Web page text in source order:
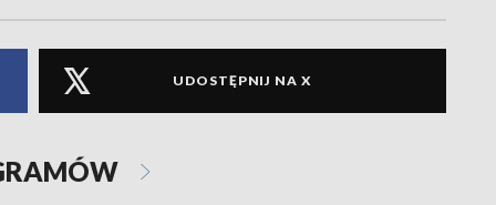
UDOSTĘPNIJ NA X